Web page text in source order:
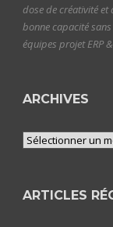
dose de créativité et
bonne capacité
équipes projet ERP
ARCHIVES
Archives
ARTICLES